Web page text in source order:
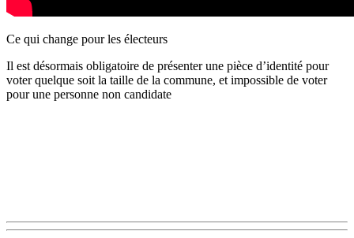
Ce qui change pour les électeurs
Il est désormais obligatoire de présenter une pièce d’identité pour
voter quelque soit la taille de la commune, et impossible de voter
pour une personne non candidate